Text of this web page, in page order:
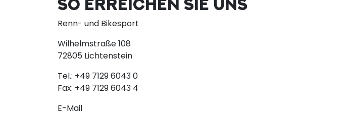
SO ERREICHEN SIE UNS
Renn- und Bikesport
Wilhelmstraße 108
72805 Lichtenstein
Tel.: +49 7129 6043 0
Fax: +49 7129 6043 4
E-Mail